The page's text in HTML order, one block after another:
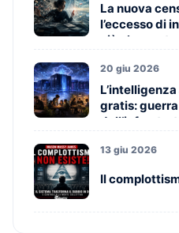
La nuova
l’eccesso di
ciò che conta
20 giu 2026
gratis:
13 giu 2026
Il